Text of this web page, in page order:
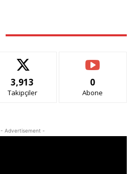
3,913
Takipçiler
0
Abone
- Advertisement -